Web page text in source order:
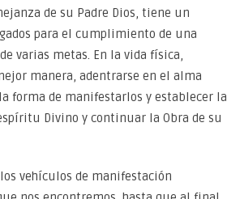
de su Padre Dios, tiene un
para el cumplimiento de una
varias metas. En la vida física,
manera, adentrarse en el alma
forma de manifestarlos y establecer la
Divino y continuar la Obra de su
vehículos de manifestación